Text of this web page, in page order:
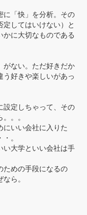
に「快」を分析。その
してはいけない）と
に大切なものである
がない。ただ好きだか
う好きや楽しいがあっ
設定しちゃって、その
。。
にいい会社に入りた
。
い大学といい会社は手
ための手段になるの
ら。